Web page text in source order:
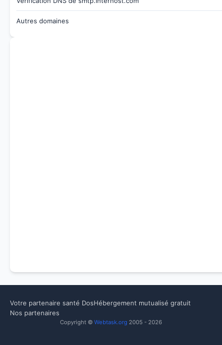
Autres domaines
Votre partenaire santé DosHébergement mutualisé gratuit
Nos partenaires
Copyright © Webtask.org 2005 - 2026